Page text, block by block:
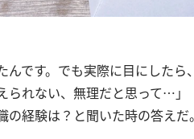
んです。でも実際に目にした
られない、無理だと思って…」
経験は？と聞いた時の答えだ。